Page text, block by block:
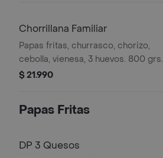
Chorrillana Familiar
Papas fritas, churrasco, chorizo,
cebolla, vienesa, 3 huevos. 800 grs.
$ 21.990
Papas Fritas
DP 3 Quesos